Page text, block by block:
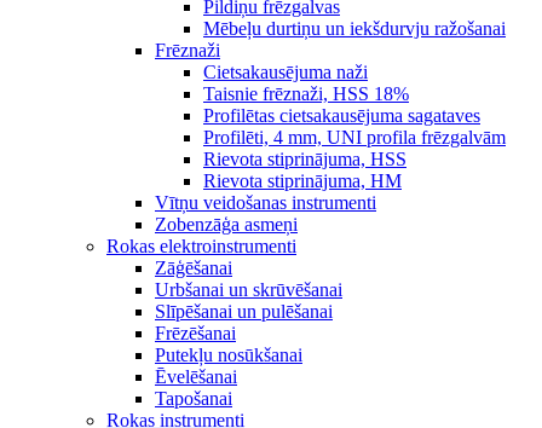
Pildiņu frēzgalvas
Mēbeļu durtiņu un iekšdurvju ražošanai
Frēznaži
Cietsakausējuma naži
Taisnie frēznaži, HSS 18%
Profilētas cietsakausējuma sagataves
Profilēti, 4 mm, UNI profila frēzgalvām
Rievota stiprinājuma, HSS
Rievota stiprinājuma, HM
Vītņu veidošanas instrumenti
Zobenzāģa asmeņi
Rokas elektroinstrumenti
Zāģēšanai
Urbšanai un skrūvēšanai
Slīpēšanai un pulēšanai
Frēzēšanai
Putekļu nosūkšanai
Ēvelēšanai
Tapošanai
Rokas instrumenti